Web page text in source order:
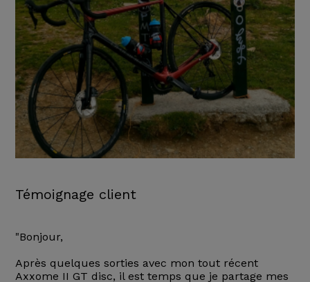
Témoignage client
"Bonjour,
Après quelques sorties avec mon tout récent
Axxome II GT disc, il est temps que je partage mes